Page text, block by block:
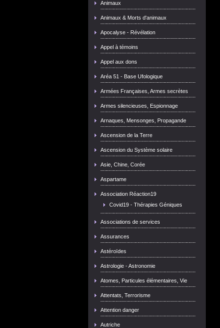
Animaux
Animaux & Morts d'animaux
Apocalyse - Révélation
Appel à témoins
Appel aux dons
Aréa 51 - Base Ufologique
Armées Françaises, Armes secrètes
Armes silencieuses, Espionnage
Arnaques, Mensonges, Propagande
Ascension de la Terre
Ascension du Système solaire
Asie, Chine, Corée
Aspartame
Association Réaction19
Covid19 - Thérapies Géniques
Associations de services
Assurances
Astéroïdes
Astrologie - Astronomie
Atomes, Particules élémentaires, Vie
Attentats, Terrorisme
Attention danger
Autriche